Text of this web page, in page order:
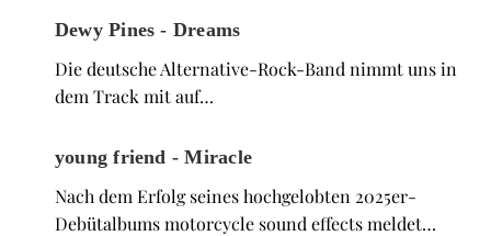
Dewy Pines - Dreams
Die deutsche Alternative-Rock-Band nimmt uns in
dem Track mit auf…
young friend - Miracle
Nach dem Erfolg seines hochgelobten 2025er-
Debütalbums motorcycle sound effects meldet…